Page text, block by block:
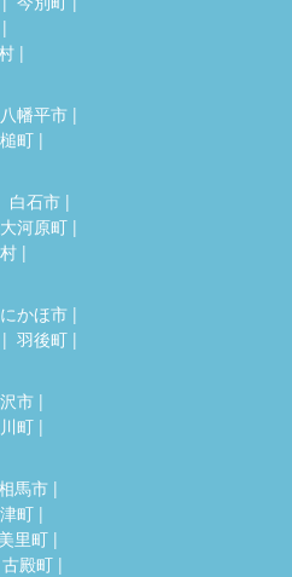
八幡平市
町
白石市
大河原町
にかほ市
羽後町
市
町
馬市
町
里町
古殿町